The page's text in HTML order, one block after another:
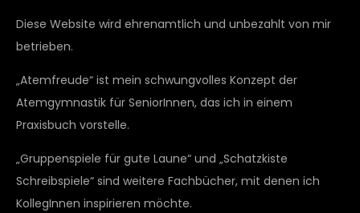
Diese Website wird ehrenamtlich und unbezahlt von mir
betrieben.
„Atemfreude“ ist mein schwungvolles Konzept der
Atemgymnastik für SeniorInnen, das ich in einem
Praxisbuch vorstelle.
„Gruppenspiele für gute Laune“ und „Schatzkiste
Schreibspiele“ sind weitere Fachbücher, mit denen ich
KollegInnen inspirieren möchte.